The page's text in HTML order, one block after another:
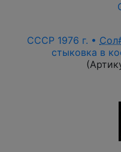
СССР 1976 г. •
стыковка в